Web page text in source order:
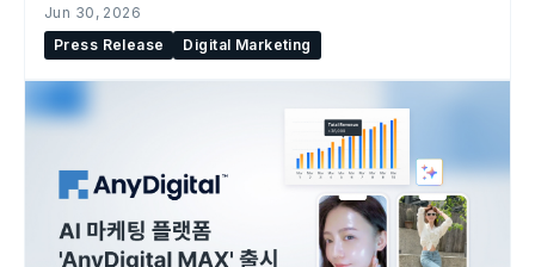
Jun 30, 2026
Press Release
Digital Marketing